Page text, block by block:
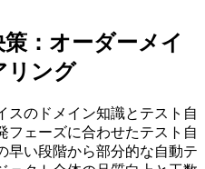
：オーダーメイ
リング
スのドメイン知識とテスト自
フェーズに合わせたテスト自
早い段階から部分的な自動テ